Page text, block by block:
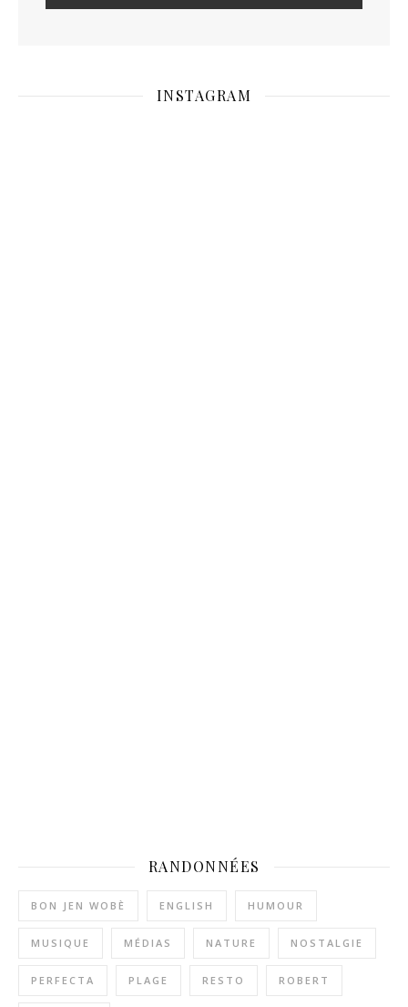
INSTAGRAM
RANDONNÉES
BON JEN WOBÈ ENGLISH HUMOUR
MUSIQUE MÉDIAS NATURE NOSTALGIE
PERFECTA PLAGE RESTO ROBERT